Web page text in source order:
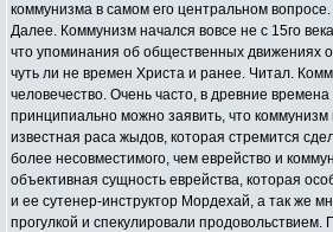
коммунизма в самом его центральном вопросе.
Далее. Коммунизм начался вовсе не с 15го
что упоминания об общественных движениях
чуть ли не времен Христа и ранее. Читал.
человечество. Очень часто, в древние
принципиально можно заявить, что коммунизм
известная раса жыдов, которая стремится
более несовместимого, чем еврейство и
объективная сущность еврейства, которая
и ее сутенер-инструктор Мордехай, а так же
прогулкой и спекулировали продовольствием.